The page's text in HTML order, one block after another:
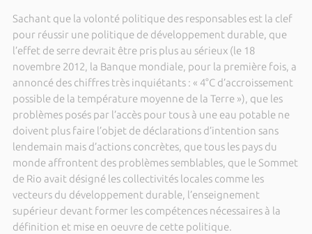
Sachant que la volonté politique des responsables est la clef
pour réussir une politique de développement durable, que
l’effet de serre devrait être pris plus au sérieux (le 18
novembre 2012, la Banque mondiale, pour la première fois, a
annoncé des chiffres très inquiétants : « 4°C d’accroissement
possible de la température moyenne de la Terre »), que les
problèmes posés par l’accès pour tous à une eau potable ne
doivent plus faire l’objet de déclarations d’intention sans
lendemain mais d’actions concrètes, que tous les pays du
monde affrontent des problèmes semblables, que le Sommet
de Rio avait désigné les collectivités locales comme les
vecteurs du développement durable, l’enseignement
supérieur devant former les compétences nécessaires à la
définition et mise en oeuvre de cette politique.